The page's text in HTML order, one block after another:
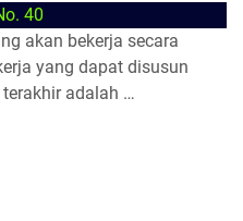
40
akan bekerja secara
yang dapat disusun
adalah …